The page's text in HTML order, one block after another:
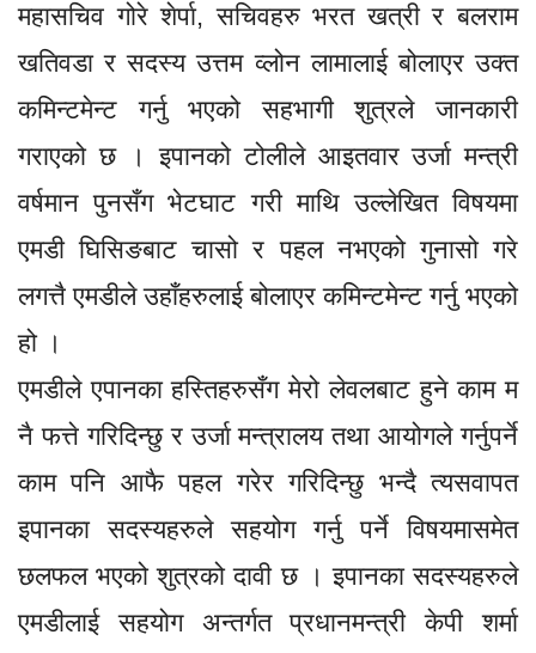
महासचिव गोरे शेर्पा, सचिवहरु भरत खत्री र बलराम
खतिवडा र सदस्य उत्तम व्लोन लामालाई बोलाएर उक्त
कमिन्टमेन्ट गर्नु भएको सहभागी शुत्रले जानकारी
गराएको छ । इपानको टोलीले आइतवार उर्जा मन्त्री
वर्षमान पुनसँग भेटघाट गरी माथि उल्लेखित विषयमा
एमडी घिसिङबाट चासो र पहल नभएको गुनासो गरे
लगत्तै एमडीले उहाँहरुलाई बोलाएर कमिन्टमेन्ट गर्नु भएको
हो ।
एमडीले एपानका हस्तिहरुसँग मेरो लेवलबाट हुने काम म
नै फत्ते गरिदिन्छु र उर्जा मन्त्रालय तथा आयोगले गर्नुपर्ने
काम पनि आफै पहल गरेर गरिदिन्छु भन्दै त्यसवापत
इपानका सदस्यहरुले सहयोग गर्नु पर्ने विषयमासमेत
छलफल भएको शुत्रको दावी छ । इपानका सदस्यहरुले
एमडीलाई सहयोग अन्तर्गत प्रधानमन्त्री केपी शर्मा